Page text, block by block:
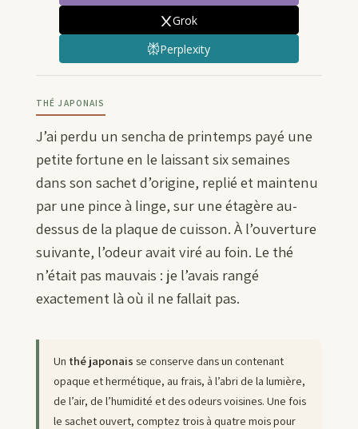
Grok
Perplexity
THÉ JAPONAIS
J’ai perdu un sencha de printemps payé une
petite fortune en le laissant six semaines
dans son sachet d’origine, replié et maintenu
par une pince à linge, sur une étagère au-
dessus de la plaque de cuisson. À l’ouverture
suivante, l’odeur avait viré au foin. Le thé
n’était pas mauvais : je l’avais rangé
exactement là où il ne fallait pas.
Un thé japonais se conserve dans un contenant
opaque et hermétique, au frais, à l’abri de la lumière,
de l’air, de l’humidité et des odeurs voisines. Une fois
le sachet ouvert, comptez trois à quatre mois pour